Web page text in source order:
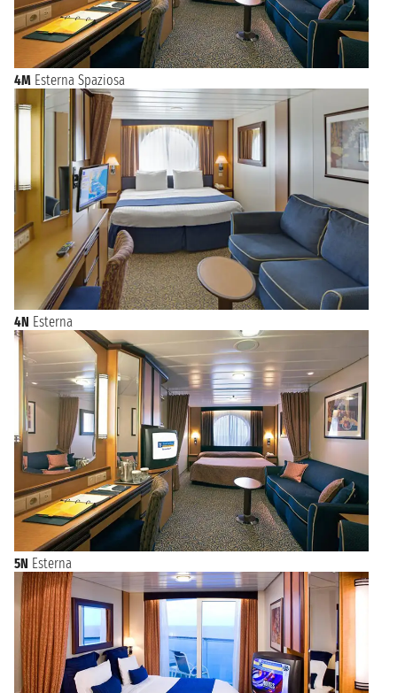
4M Esterna Spaziosa
4N Esterna
5N Esterna